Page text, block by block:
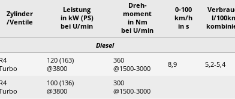
Zylinder
/Ventile
Leistung
in kW (PS)
bei U/min
Dreh-
moment
in Nm
bei U/min
0-100
km/h
in s
l/
Diesel
R4
120 (163)
@3800
360
@1500-3000
8,9 5,2-5,4
R4
100 (136)
@3800
300
@1500-3000